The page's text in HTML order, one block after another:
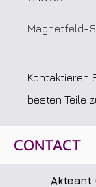
Magnetfeld-
Kontaktieren
besten Teile
CONTACT
Akteant